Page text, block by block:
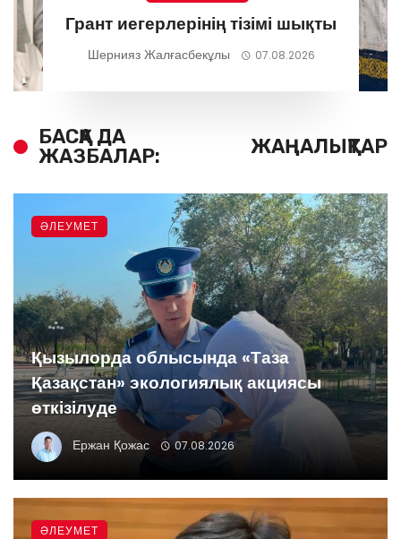
Грант иегерлерінің тізімі шықты
Шернияз Жалғасбекұлы 07.08.2026
БАСҚА ДА
ЖАЗБАЛАР:
ЖАҢАЛЫҚТАР
Қызылорда облысында «Таза
Қазақстан» экологиялық акциясы
өткізілуде
Ержан Қожас 07.08.2026
ӘЛЕУМЕТ
ӘЛЕУМЕТ